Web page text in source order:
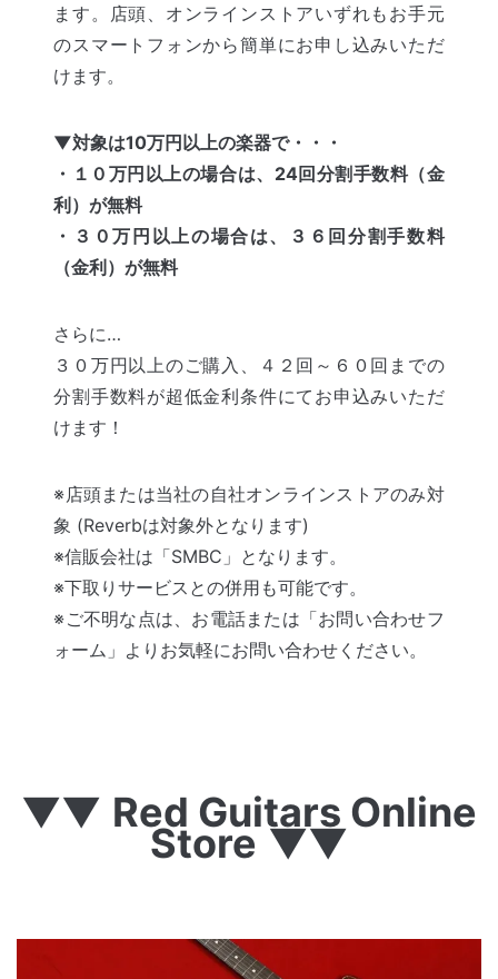
ます。店頭、オンラインストアいずれもお手元
のスマートフォンから簡単にお申し込みいただ
けます。
▼対象は10万円以上の楽器で・・・
・１０万円以上の場合は、24回分割手数料（金
利）が無料
・３０万円以上の場合は、３６回分割手数料
（金利）が無料
さらに…
３０万円以上のご購入、４２回～６０回までの
分割手数料が超低金利条件にてお申込みいただ
けます！
※店頭または当社の自社オンラインストアのみ対
象 (Reverbは対象外となります)
※信販会社は「SMBC」となります。
※下取りサービスとの併用も可能です。
※ご不明な点は、お電話または「お問い合わせフ
ォーム」よりお気軽にお問い合わせください。
▼▼ Red Guitars Online
Store▼▼